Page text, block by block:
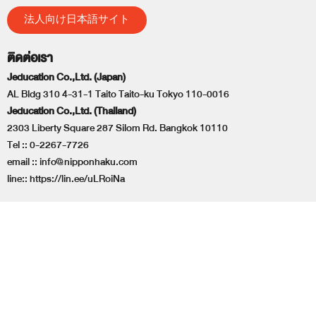
法人向け日本語サイト
ติดต่อเรา
Jeducation Co.,Ltd. (Japan)
AL Bldg 310 4-31-1 Taito Taito-ku Tokyo 110-0016
Jeducation Co.,Ltd. (Thailand)
2303 Liberty Square 287 Silom Rd. Bangkok 10110
Tel ::0-2267-7726
email ::info@nipponhaku.com
line::https://lin.ee/uLRoiNa